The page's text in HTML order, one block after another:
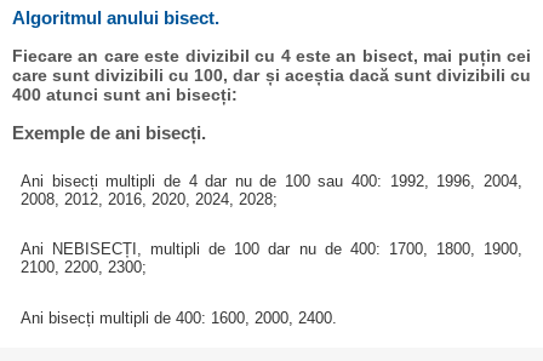
Algoritmul anului bisect.
Fiecare an care este divizibil cu 4 este an bisect, mai puțin cei
care sunt divizibili cu 100, dar și aceștia dacă sunt divizibili cu
400 atunci sunt ani bisecți:
Exemple de ani bisecți.
Ani bisecți multipli de 4 dar nu de 100 sau 400: 1992, 1996, 2004,
2008, 2012, 2016, 2020, 2024, 2028;
Ani NEBISECȚI, multipli de 100 dar nu de 400: 1700, 1800, 1900,
2100, 2200, 2300;
Ani bisecți multipli de 400: 1600, 2000, 2400.